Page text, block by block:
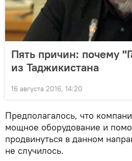
Пять причин: почему
из Таджикистана
16 августа 2016, 14:20
Предполагалось, что
мощное оборудование и
продвинуться в данном
не случилось.